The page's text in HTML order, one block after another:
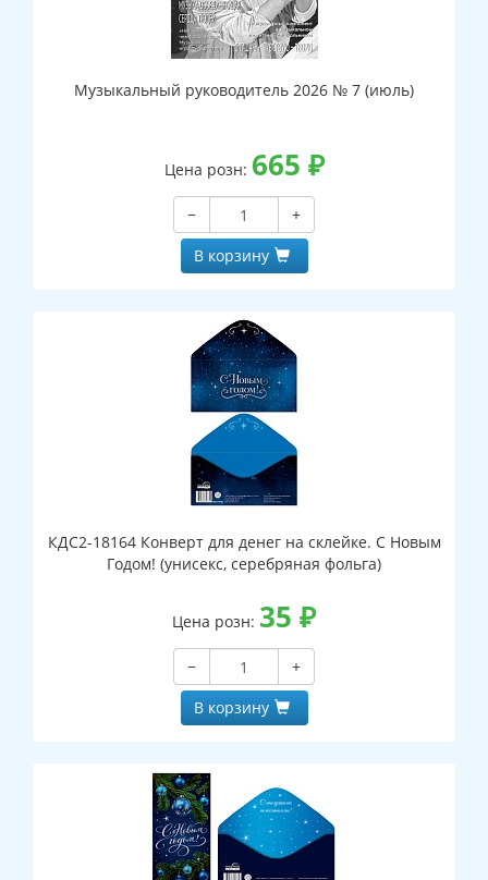
Музыкальный руководитель 2026 № 7 (июль)
Цена розн: 665 ₽
−
+
В корзину
КДС2-18164 Конверт для денег на склейке. С Новым
Годом! (унисекс, серебряная фольга)
Цена розн: 35 ₽
−
+
В корзину